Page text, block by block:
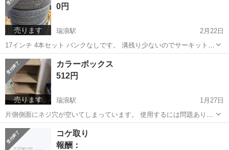
売ります
0円
瑞浪駅
2月22日
17インチ 4本セット パンクなしです。 溝残り少ないのでサーキット等
遊びでいかがですか？
岐阜 土岐市 瑞浪駅 タイヤ、ホイール
売ります
カラーボックス
512円
瑞浪駅
1月27日
片側側面にネジ穴が空いてしまっています。 使用するには問題ありま
せん。
岐阜 瑞浪駅
コケ取り
報酬：